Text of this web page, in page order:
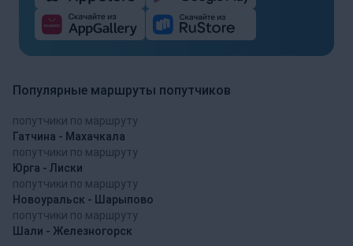
Популярные маршруты попутчиков
попутчики по маршруту
Гатчина - Махачкала
попутчики по маршруту
Юрга - Лиски
попутчики по маршруту
Новоуральск - Шарыпово
попутчики по маршруту
Шали - Железногорск